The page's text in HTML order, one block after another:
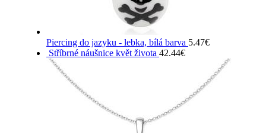
Piercing do jazyku - lebka, bílá barva 5.47€
Stříbrné náušnice květ života 42.44€